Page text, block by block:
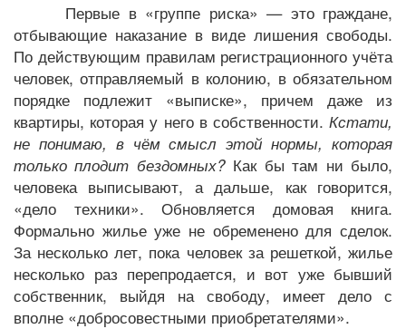
Первые в «группе риска» — это граждане,
отбывающие наказание в виде лишения свободы.
По действующим правилам регистрационного учёта
человек, отправляемый в колонию, в обязательном
порядке подлежит «выписке», причем даже из
квартиры, которая у него в собственности. Кстати,
не понимаю, в чём смысл этой нормы, которая
только плодит бездомных? Как бы там ни было,
человека выписывают, а дальше, как говорится,
«дело техники». Обновляется домовая книга.
Формально жилье уже не обременено для сделок.
За несколько лет, пока человек за решеткой, жилье
несколько раз перепродается, и вот уже бывший
собственник, выйдя на свободу, имеет дело с
вполне «добросовестными приобретателями».